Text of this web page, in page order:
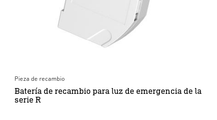
Pieza de recambio
Batería de recambio para luz de emergencia de la
serie R